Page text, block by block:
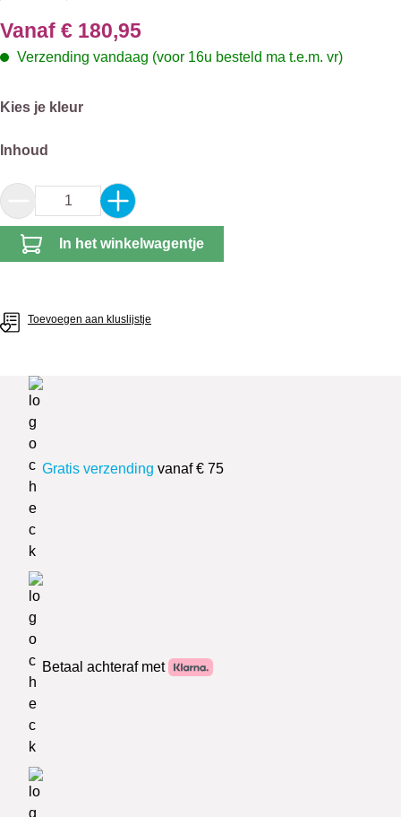
Vanaf € 180,95
Verzending vandaag (voor 16u besteld ma t.e.m. vr)
Selecteer
Kies je kleur
Selecteer
Inhoud
Producthoeveelheid: Voer de gewenste
In het winkelwagentje
Toevoegen aan kluslijstje
Gratis verzending vanaf € 75
Betaal achteraf met